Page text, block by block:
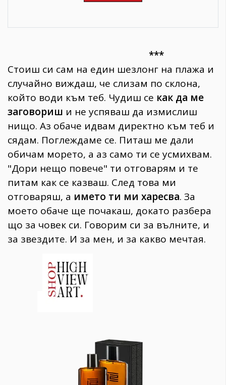
***
Стоиш си сам на един шезлонг на плажа и
случайно виждаш, че слизам по склона,
който води към теб. Чудиш се как да ме
заговориш и не успяваш да измислиш
нищо. Аз обаче идвам директно към теб и
сядам. Поглеждаме се. Питаш ме дали
обичам морето, а аз само ти се усмихвам.
"Дори нещо повече" ти отговарям и те
питам как се казваш. След това ми
отговаряш, а името ти ми харесва. За
моето обаче ще почакаш, докато разбера
що за човек си. Говорим си за вълните, и
за звездите. И за мен, и за какво мечтая.